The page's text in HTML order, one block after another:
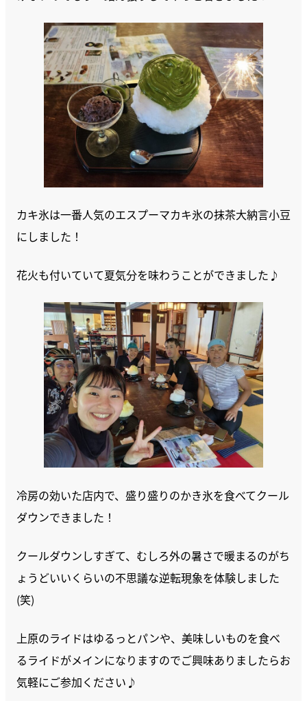
カキ氷は一番人気のエスプーマカキ氷の抹茶大納言小豆
にしました！
花火も付いていて夏気分を味わうことができました♪
冷房の効いた店内で、盛り盛りのかき氷を食べてクール
ダウンできました！
クールダウンしすぎて、むしろ外の暑さで暖まるのがち
ょうどいいくらいの不思議な逆転現象を体験しました
(笑)
上原のライドはゆるっとパンや、美味しいものを食べ
るライドがメインになりますのでご興味ありましたらお
気軽にご参加ください♪